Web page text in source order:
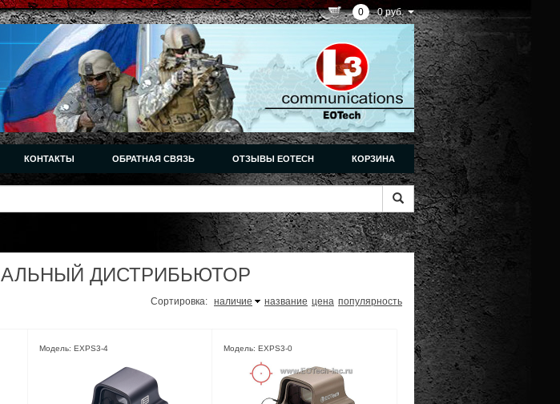
0 0 руб.
КОНТАКТЫ ОБРАТНАЯ СВЯЗЬ ОТЗЫВЫ EOTECH КОРЗИНА
ДИСТРИБЬЮТОР
Сортировка: наличие название цена популярность
Модель: EXPS3-4 Модель: EXPS3-0